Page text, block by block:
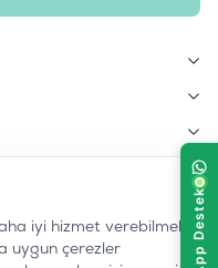
iyi hizmet verebilmek
uygun çerezler